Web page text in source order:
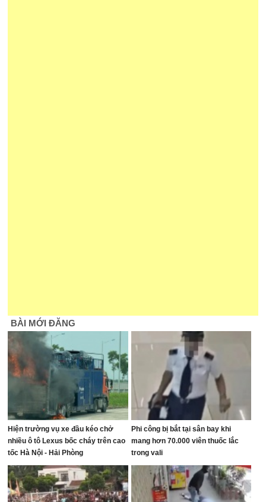
BÀI MỚI ĐĂNG
Hiện trường vụ xe đầu kéo chở
nhiều ô tô Lexus bốc cháy trên cao
tốc Hà Nội - Hải Phòng
Phi công bị bắt tại sân bay khi
mang hơn 70.000 viên thuốc lắc
trong vali